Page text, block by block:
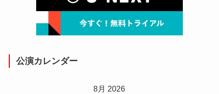
公演カレンダー
8月 2026